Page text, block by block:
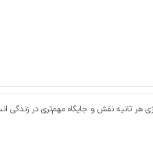
ثانیه نقش و جایگاه مهم‌تری در زندگی